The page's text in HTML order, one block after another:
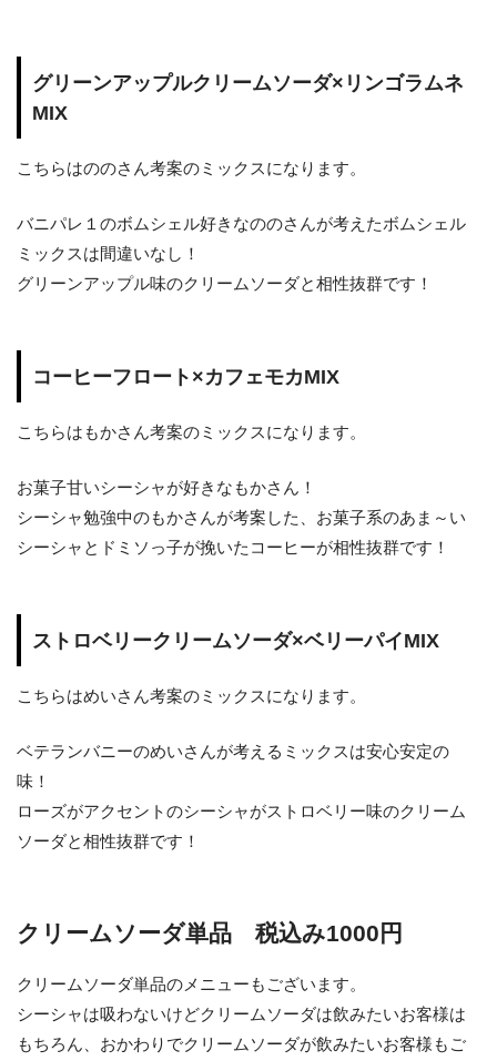
グリーンアップルクリームソーダ×リンゴラムネ
MIX
こちらはののさん考案のミックスになります。
バニパレ１のボムシェル好きなののさんが考えたボムシェル
ミックスは間違いなし！
グリーンアップル味のクリームソーダと相性抜群です！
コーヒーフロート×カフェモカMIX
こちらはもかさん考案のミックスになります。
お菓子甘いシーシャが好きなもかさん！
シーシャ勉強中のもかさんが考案した、お菓子系のあま～い
シーシャとドミソっ子が挽いたコーヒーが相性抜群です！
ストロベリークリームソーダ×ベリーパイMIX
こちらはめいさん考案のミックスになります。
ベテランバニーのめいさんが考えるミックスは安心安定の
味！
ローズがアクセントのシーシャがストロベリー味のクリーム
ソーダと相性抜群です！
クリームソーダ単品 税込み1000円
クリームソーダ単品のメニューもございます。
シーシャは吸わないけどクリームソーダは飲みたいお客様は
もちろん、おかわりでクリームソーダが飲みたいお客様もご